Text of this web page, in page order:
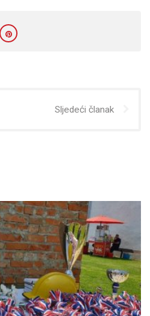
Sljedeći članak